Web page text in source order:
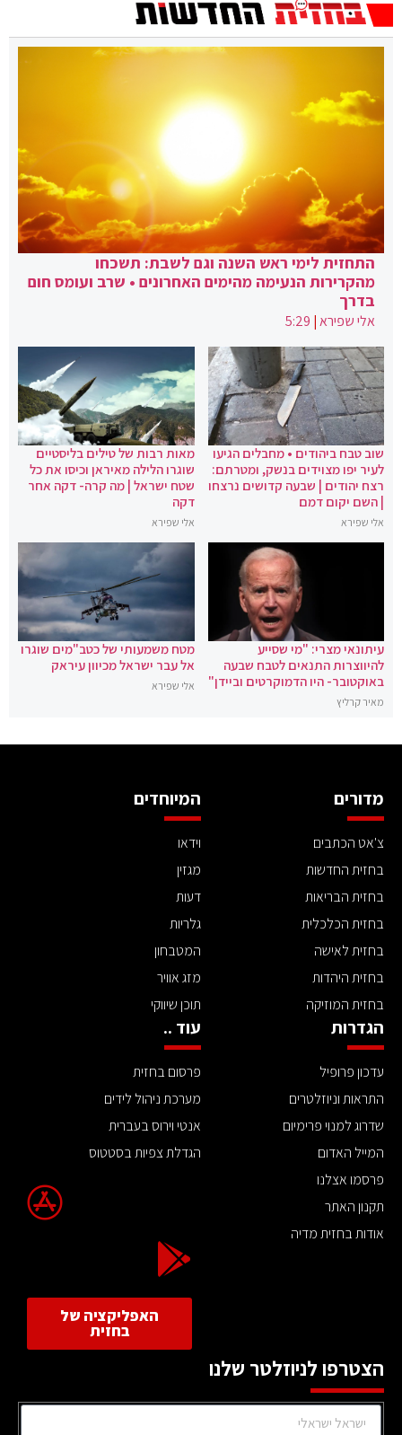
התחזית לימי ראש השנה וגם לשבת: תשכחו
מהקרירות הנעימה מהימים האחרונים • שרב ועומס חום
בדרך
אלי שפירא|
5:29
שוב טבח ביהודים • מחבלים הגיעו
לעיר יפו מצוידים בנשק, ומטרתם:
רצח יהודים | שבעה קדושים נרצחו
| השם יקום דמם
אלי שפירא
מאות רבות של טילים בליסטיים
שוגרו הלילה מאיראן וכיסו את כל
שטח ישראל | מה קרה- דקה אחר
דקה
אלי שפירא
עיתונאי מצרי: "מי שסייע
להיווצרות התנאים לטבח שבעה
באוקטובר- היו הדמוקרטים וביידן"
מאיר קרליץ
מטח משמעותי של כטב"מים שוגרו
אל עבר ישראל מכיוון עיראק
אלי שפירא
מדורים
צ'אט הכתבים
בחזית החדשות
בחזית הבריאות
בחזית הכלכלית
בחזית לאישה
בחזית היהדות
בחזית המוזיקה
המיוחדים
וידאו
מגזין
דעות
גלריות
המטבחון
מזג אוויר
תוכן שיווקי
הגדרות
עדכון פרופיל
התראות וניוזלטרים
שדרוג למנוי פרימיום
המייל האדום
פרסמו אצלנו
תקנון האתר
אודות בחזית מדיה
עוד ..
פרסום בחזית
מערכת ניהול לידים
אנטי וירוס בעברית
הגדלת צפיות בסטטוס
האפליקציה של
בחזית
הצטרפו לניוזלטר שלנו